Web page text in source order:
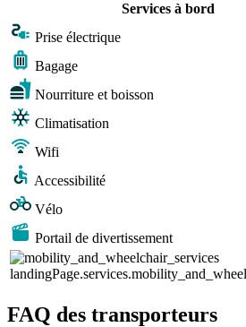
Services à bord
Prise électrique
Bagage
Nourriture et boisson
Climatisation
Wifi
Accessibilité
Vélo
Portail de divertissement
FAQ des transporteurs